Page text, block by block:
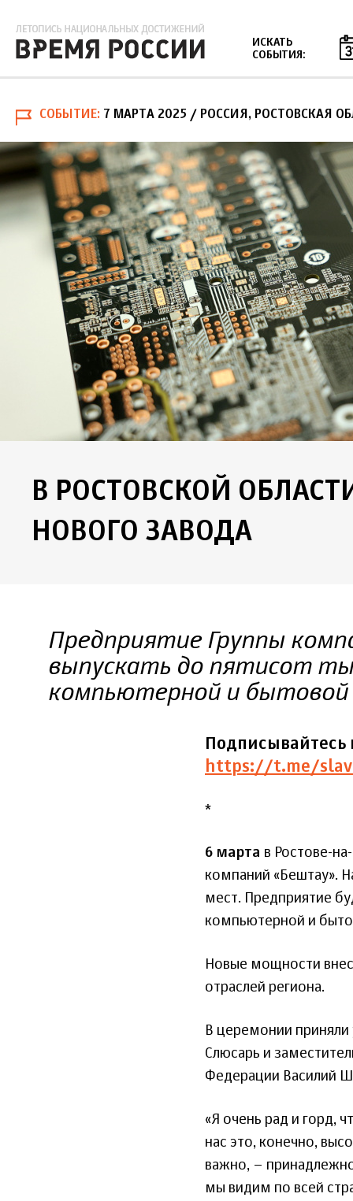
ИСКАТЬ
СОБЫТИЯ:
СОБЫТИЕ 7 МАРТА 2025 / РОССИЯ, РОСТОВСКАЯ
В РОСТОВСКОЙ
НОВОГО ЗАВОДА
Предприятие Группы
выпускать до пятисот
компьютерной и бытовой
https://t.me/
*
6 марта в Ростове-
компаний «Бештау».
мест. Предприятие
компьютерной и
Новые мощности
отраслей региона.
В церемонии приняли
Слюсарь и
Федерации Василий
«Я очень рад и горд,
нас это, конечно,
важно, –
мы видим по всей